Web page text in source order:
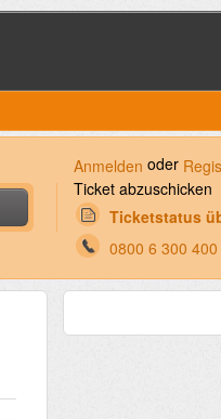
Anmelden oder
Ticket abzuschicken
Ticketstatus
0800 6 300 400